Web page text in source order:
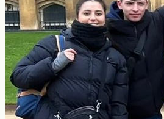
Estudiar y trabajar